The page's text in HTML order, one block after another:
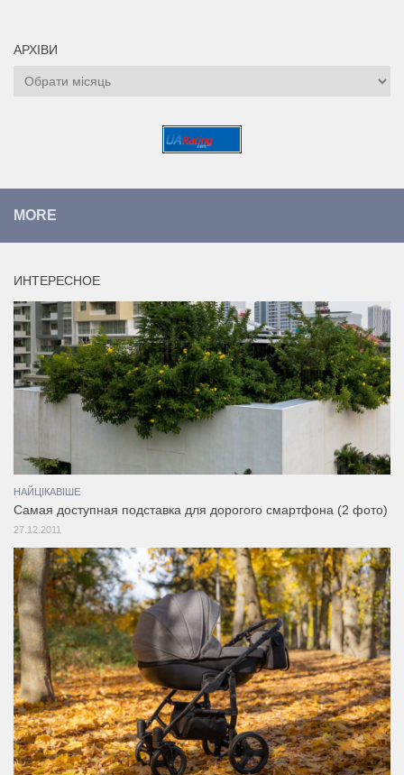
АРХІВИ
Архіви
MORE
ИНТЕРЕСНОЕ
НАЙЦІКАВІШЕ
Самая доступная подставка для дорогого смартфона (2 фото)
27.12.2011